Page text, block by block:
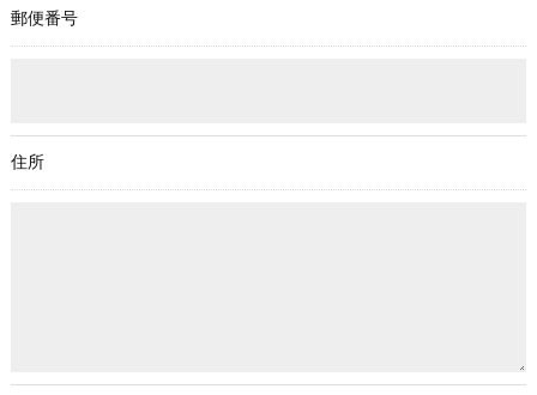
これらの委託先に対しては個人情報保護契約等の措置をとり、
理対策を実施します。
続を定めさせて頂いております。
郵便番号
住所